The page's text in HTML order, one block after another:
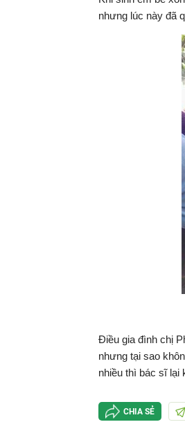
nhưng lúc này đã
Điều gia đình chị
nhưng tại sao
nhiều thì bác sĩ lại
CHIA SẺ